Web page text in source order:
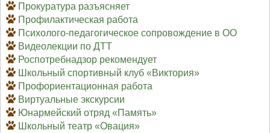
Прокуратура разъясняет
Профилактическая работа
Психолого-педагогическое сопровождение в ОО
Видеолекции по ДТТ
Роспотребнадзор рекомендует
Школьный спортивный клуб «Виктория»
Профориентационная работа
Виртуальные экскурсии
Юнармейский отряд «Память»
Школьный театр «Овация»